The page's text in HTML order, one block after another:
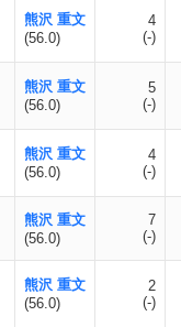
熊沢 重文
(56.0)
4
(-)
熊沢 重文
(56.0)
5
(-)
熊沢 重文
(56.0)
4
(-)
熊沢 重文
(56.0)
7
(-)
熊沢 重文
(56.0)
2
(-)